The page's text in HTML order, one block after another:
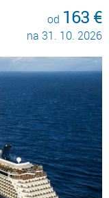
od 163 €
na 31. 10. 2026